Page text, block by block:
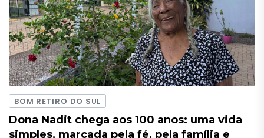
BOM RETIRO DO SUL
Dona Nadit chega aos 100 anos: uma vida
simples, marcada pela fé, pela família e